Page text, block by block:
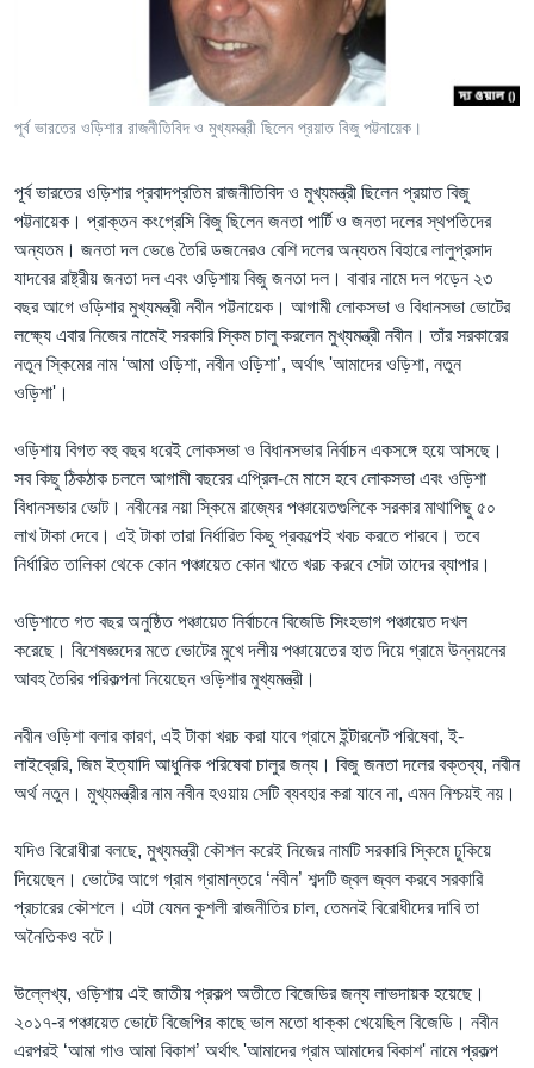
অন্য ভাষায় ওয়েব সাইট
পূর্ব ভারতের ওড়িশার রাজনীতিবিদ ও মুখ্যমন্ত্রী ছিলেন প্রয়াত বিজু পট্টনায়েক।
পূর্ব ভারতের ওড়িশার প্রবাদপ্রতিম রাজনীতিবিদ ও মুখ্যমন্ত্রী ছিলেন প্রয়াত বিজু
পট্টনায়েক। প্রাক্তন কংগ্রেসি বিজু ছিলেন জনতা পার্টি ও জনতা দলের স্থপতিদের
অন্যতম। জনতা দল ভেঙে তৈরি ডজনেরও বেশি দলের অন্যতম বিহারে লালুপ্রসাদ
যাদবের রাষ্ট্রীয় জনতা দল এবং ওড়িশায় বিজু জনতা দল। বাবার নামে দল গড়েন ২৩
বছর আগে ওড়িশার মুখ্যমন্ত্রী নবীন পট্টনায়েক। আগামী লোকসভা ও বিধানসভা ভোটের
লক্ষ্যে এবার নিজের নামেই সরকারি স্কিম চালু করলেন মুখ্যমন্ত্রী নবীন। তাঁর সরকারের
নতুন স্কিমের নাম ‘আমা ওড়িশা, নবীন ওড়িশা’, অর্থাৎ 'আমাদের ওড়িশা, নতুন
ওড়িশা'।
ওড়িশায় বিগত বহু বছর ধরেই লোকসভা ও বিধানসভার নির্বাচন একসঙ্গে হয়ে আসছে।
সব কিছু ঠিকঠাক চললে আগামী বছরের এপ্রিল-মে মাসে হবে লোকসভা এবং ওড়িশা
বিধানসভার ভোট। নবীনের নয়া স্কিমে রাজ্যের পঞ্চায়েতগুলিকে সরকার মাথাপিছু ৫০
লাখ টাকা দেবে। এই টাকা তারা নির্ধারিত কিছু প্রকল্পেই খবচ করতে পারবে। তবে
নির্ধারিত তালিকা থেকে কোন পঞ্চায়েত কোন খাতে খরচ করবে সেটা তাদের ব্যাপার।
ওড়িশাতে গত বছর অনুষ্ঠিত পঞ্চায়েত নির্বাচনে বিজেডি সিংহভাগ পঞ্চায়েত দখল
করেছে। বিশেষজ্ঞদের মতে ভোটের মুখে দলীয় পঞ্চায়েতের হাত দিয়ে গ্রামে উন্নয়নের
আবহ তৈরির পরিকল্পনা নিয়েছেন ওড়িশার মুখ্যমন্ত্রী।
নবীন ওড়িশা বলার কারণ, এই টাকা খরচ করা যাবে গ্রামে ইন্টারনেট পরিষেবা, ই-
লাইব্রেরি, জিম ইত্যাদি আধুনিক পরিষেবা চালুর জন্য। বিজু জনতা দলের বক্তব্য, নবীন
অর্থ নতুন। মুখ্যমন্ত্রীর নাম নবীন হওয়ায় সেটি ব্যবহার করা যাবে না, এমন নিশ্চয়ই নয়।
যদিও বিরোধীরা বলছে, মুখ্যমন্ত্রী কৌশল করেই নিজের নামটি সরকারি স্কিমে ঢুকিয়ে
দিয়েছেন। ভোটের আগে গ্রাম গ্রামান্তরে ‘নবীন’ শব্দটি জ্বল জ্বল করবে সরকারি
প্রচারের কৌশলে। এটা যেমন কুশলী রাজনীতির চাল, তেমনই বিরোধীদের দাবি তা
অনৈতিকও বটে।
উল্লেখ্য, ওড়িশায় এই জাতীয় প্রকল্প অতীতে বিজেডির জন্য লাভদায়ক হয়েছে।
২০১৭-র পঞ্চায়েত ভোটে বিজেপির কাছে ভাল মতো ধাক্কা খেয়েছিল বিজেডি। নবীন
এরপরই ‘আমা গাও আমা বিকাশ’ অর্থাৎ 'আমাদের গ্রাম আমাদের বিকাশ' নামে প্রকল্প